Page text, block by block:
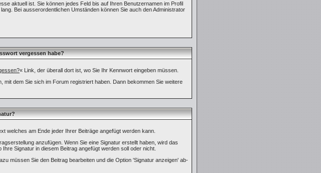
aktuell ist. Sie können jedes Feld bis auf Ihren Benutzernamen im Profil
Bei ausserordentlichen Umständen können Sie auch den Administrator
vergessen habe?
« Link, der überall dort ist, wo Sie Ihr Kennwort eingeben müssen.
dem Sie sich im Forum registriert haben. Dann bekommen Sie weitere
welches am Ende jeder Ihrer Beiträge angefügt werden kann.
anzufügen. Wenn Sie eine Signatur erstellt haben, wird das
Signatur in diesem Beitrag angefügt werden soll oder nicht.
müssen Sie den Beitrag bearbeiten und die Option 'Signatur anzeigen' ab-